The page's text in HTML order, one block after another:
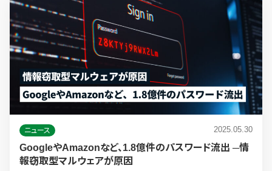
ニュース 2025.05.30
GoogleやAmazonなど、1.8億件のパスワード流出 ─情
報窃取型マルウェアが原因